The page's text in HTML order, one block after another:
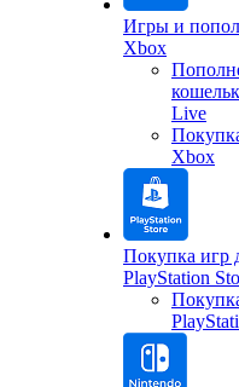
Игры и
Xbox
Live
Xbox
Покупка игр
PlayStation